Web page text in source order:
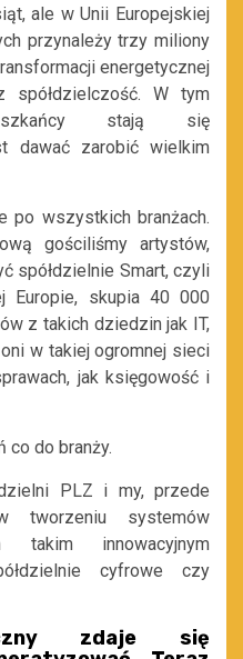
ale w Unii Europejskiej
przynależy trzy miliony
energetycznej
spółdzielczość. W tym
stają się
dawać zarobić wielkim
po wszystkich branżach.
gościliśmy artystów,
spółdzielnie Smart, czyli
Europie, skupia 40 000
z takich dziedzin jak IT,
w takiej ogromnej sieci
jak księgowość i
co do branży.
PLZ i my, przede
tworzeniu systemów
takim innowacyjnym
cyfrowe czy
zdaje się